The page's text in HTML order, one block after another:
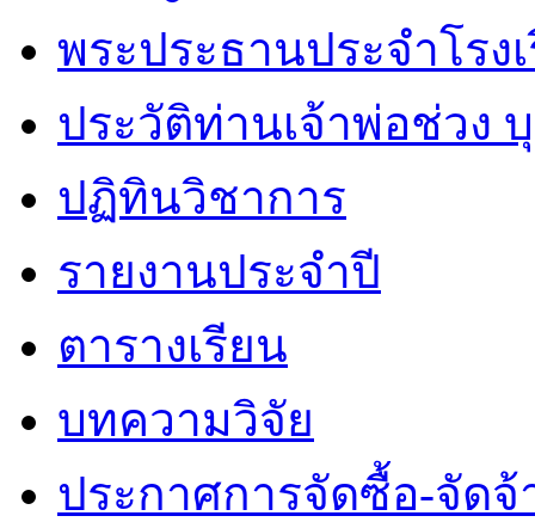
พระประธานประจำโรง
ประวัติท่านเจ้าพ่อช่วง
ปฏิทินวิชาการ
รายงานประจำปี
ตารางเรียน
บทความวิจัย
ประกาศการจัดซื้อ-จัดจ้